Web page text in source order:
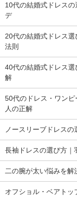
10代の結婚式ドレス
デ
20代の結婚式ドレス
法則
40代の結婚式ドレス
解
50代のドレス・ワン
人の正解
ノースリーブドレス
長袖ドレスの選び方｜
二の腕が太い悩みを
オフショル・ベアト